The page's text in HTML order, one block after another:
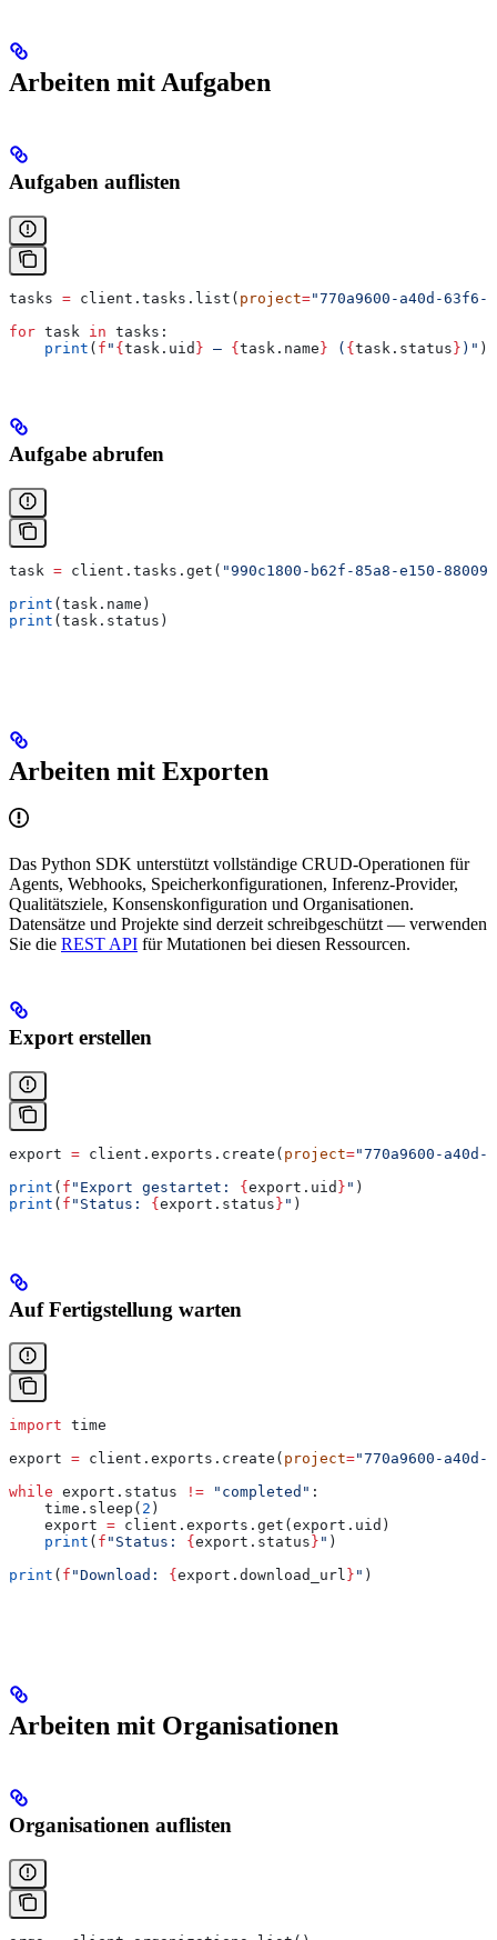
Arbeiten mit Aufgaben
Aufgaben auflisten
tasks = client.tasks.list( project="770a9600-a40d-63f6-
for task in tasks:
    print
( f " { task.uid } — { task.name } ( { task.status } )" )
Aufgabe abrufen
task = client.tasks.get( "990c1800-b62f-85a8-e150-
print (task.name)
print (task.status)
Arbeiten mit Exporten
Das Python SDK unterstützt vollständige CRUD-Operationen für
Agents, Webhooks, Speicherkonfigurationen, Inferenz-Provider,
Qualitätsziele, Konsenskonfiguration und Organisationen.
Datensätze und Projekte sind derzeit schreibgeschützt — verwenden
Sie die REST API für Mutationen bei diesen Ressourcen.
Export erstellen
export = client.exports.create( project="770a9600-a40d-
print ( f "Export gestartet: { export.uid } " )
print ( f "Status: { export.status } " )
Auf Fertigstellung warten
import time
export = client.exports.create( project="770a9600-a40d-
while export.status != "completed" :
    time.sleep(
2 )
    export
= client.exports.get(export.uid)
    print
( f "Status: { export.status } " )
print ( f "Download: { export.download_url } " )
Arbeiten mit Organisationen
Organisationen auflisten